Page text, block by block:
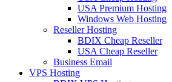
USA Premium Hosting
Windows Web Hosting
Reseller Hosting
BDIX Cheap Reseller
USA Cheap Reseller
Business Email
VPS Hosting